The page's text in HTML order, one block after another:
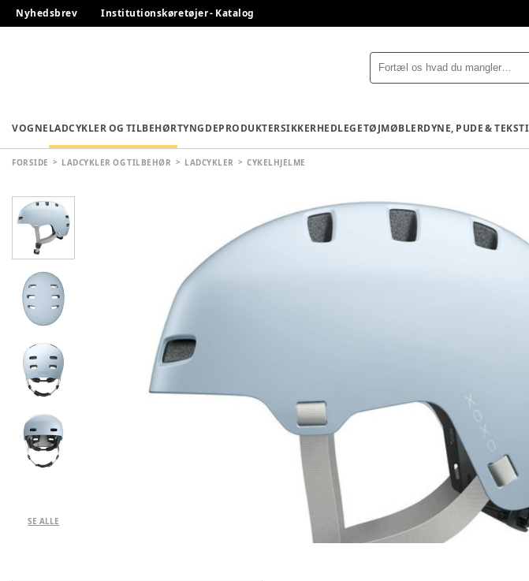
Nyhedsbrev Institutionskøretøjer - Katalog
VOGNELADCYKLER OG TILBEHØRTYNGDEPRODUKTERSIKKERHEDLEGETØJMØBLERDYNE, PUDE &
FORSIDE LADCYKLER OG TILBEHØR LADCYKLER CYKELHJELME
SE ALLE